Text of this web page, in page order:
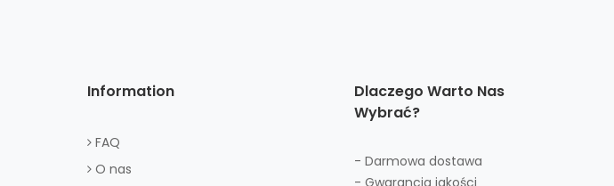
Information
FAQ
O nas
Dlaczego Warto Nas
Wybrać?
- Darmowa dostawa
- Gwarancja jakości